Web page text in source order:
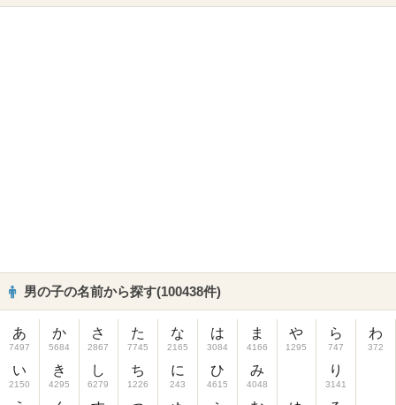
男の子の名前から探す(100438件)
あ
7497
い
2150
か
5684
き
4295
さ
2867
し
6279
た
7745
ち
1226
な
2165
に
243
は
3084
ひ
4615
ま
4166
み
4048
や
1295
ら
747
り
3141
わ
372